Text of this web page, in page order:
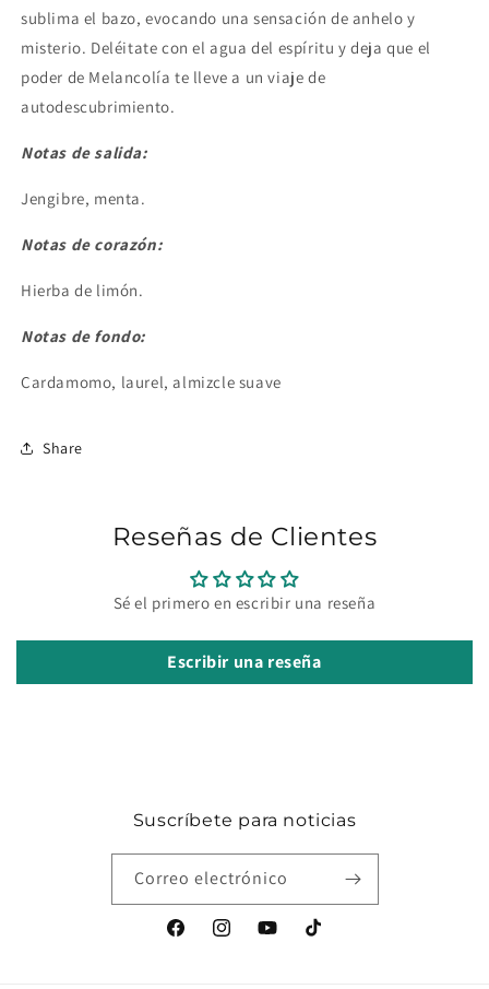
sublima el bazo, evocando una sensación de anhelo y
misterio. Deléitate con el agua del espíritu y deja que el
poder de Melancolía te lleve a un viaje de
autodescubrimiento.
Notas de salida:
Jengibre, menta.
Notas de corazón:
Hierba de limón.
Notas de fondo:
Cardamomo, laurel, almizcle suave
Share
Reseñas de Clientes
Sé el primero en escribir una reseña
Escribir una reseña
Suscríbete para noticias
Correo electrónico
FacebookInstagramYouTubeTikTok